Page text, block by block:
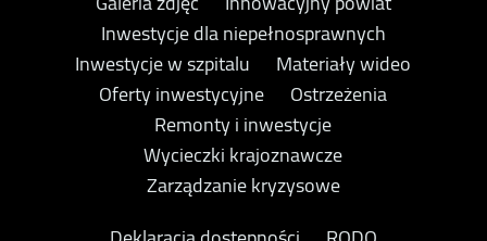
Inwestycje dla niepełnosprawnych
Inwestycje w szpitalu
Materiały wideo
Oferty inwestycyjne
Ostrzeżenia
Remonty i inwestycje
Wycieczki krajoznawcze
Zarządzanie kryzysowe